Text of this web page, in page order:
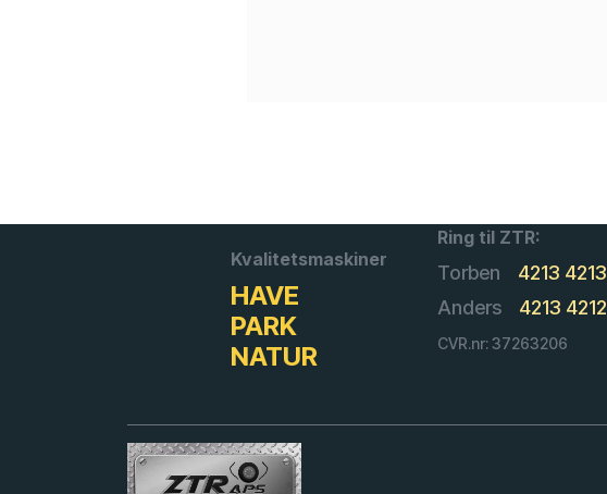
Kvalitetsmaskiner
HAVE
PARK
NATUR
Ring til ZTR:
Torben
4213 4213
Anders
4213 4212
CVR.nr: 37263206